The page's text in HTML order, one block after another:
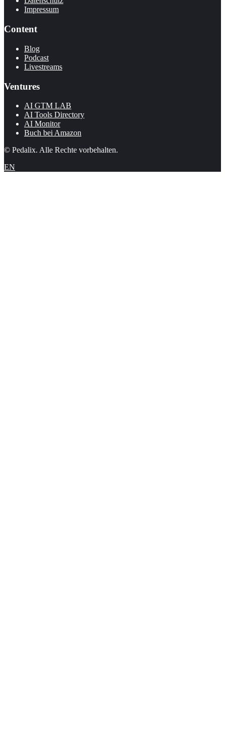
Impressum
Content
Blog
Podcast
Livestreams
Ventures
AI GTM LAB
AI Tools Directory
AI Monitor
Buch bei Amazon
© Pedalix. Alle Rechte vorbehalten.
EN